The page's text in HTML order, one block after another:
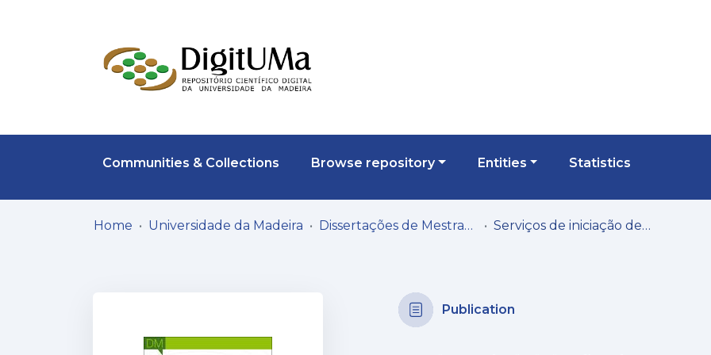
Communities & Collections Browse repository Entities Statistics
Home Universidade da Madeira Dissertações de Mestrado Serviços de iniciação de pagamentos
Publication